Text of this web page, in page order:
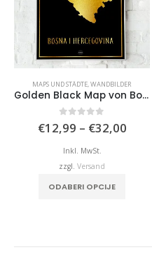
MAPS UND STÄDTE,WANDBILDER
Golden Black Map von Bosnien und Herzegowina
0von 5
€12,99 – €32,00
Inkl. MwSt.
zzgl. Versand
ODABERI OPCIJE